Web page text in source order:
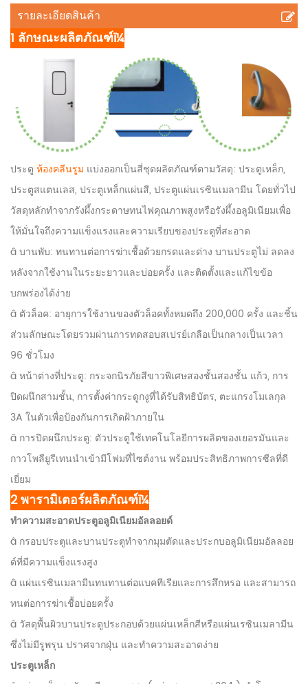
รายละเอียดสินค้า
1 ลักษณะผลิตภัณฑ์ï¼
ประตู ห้องคลีนรูม แบ่งออกเป็นสี่ชุดผลิตภัณฑ์ตามวัสดุ: ประตูเหล็ก,
ประตูสแตนเลส, ประตูเหล็กแผ่นสี, ประตูแผ่นเรซินเมลามีน โดยทั่วไป
วัสดุหลักทำจากรังผึ้งกระดาษทนไฟคุณภาพสูงหรือรังผึ้งอลูมิเนียมเพื่อ
ให้มั่นใจถึงความแข็งแรงและความเรียบของประตูที่สะอาด
â บานพับ: ทนทานต่อการฆ่าเชื้อด้วยกรดและด่าง บานประตูไม่ ลดลง
หลังจากใช้งานในระยะยาวและบ่อยครั้ง และติดตั้งและแก้ไขข้อ
บกพร่องได้ง่าย
â ตัวล็อค: อายุการใช้งานของตัวล็อคทั้งหมดถึง 200,000 ครั้ง และชิ้น
ส่วนลักษณะโดยรวมผ่านการทดสอบสเปรย์เกลือเป็นกลางเป็นเวลา
96 ชั่วโมง
â หน้าต่างที่ประตู: กระจกนิรภัยสีขาวพิเศษสองชั้นสองชั้น แก้ว, การ
ปิดผนึกสามชั้น, การตั้งค่ากระดูกงูที่ได้รับสิทธิบัตร, ตะแกรงโมเลกุล
3A ในตัวเพื่อป้องกันการเกิดฝ้าภายใน
â การปิดผนึกประตู: ตัวประตูใช้เทคโนโลยีการผลิตของเยอรมันและ
กาวโพลียูรีเทนนำเข้ามีโฟมที่ไซต์งาน พร้อมประสิทธิภาพการซีลที่ดี
เยี่ยม
2 พารามิเตอร์ผลิตภัณฑ์ï¼
ทำความสะอาดประตูอลูมิเนียมอัลลอยด์
â กรอบประตูและบานประตูทำจากมุมตัดและประกบอลูมิเนียมอัลลอย
ด์ที่มีความแข็งแรงสูง
â แผ่นเรซินเมลามีนทนทานต่อแบคทีเรียและการสึกหรอ และสามารถ
ทนต่อการฆ่าเชื้อบ่อยครั้ง
â วัสดุพื้นผิวบานประตูประกอบด้วยแผ่นเหล็กสีหรือแผ่นเรซินเมลามีน
ซึ่งไม่มีรูพรุน ปราศจากฝุ่น และทำความสะอาดง่าย
ประตูเหล็ก